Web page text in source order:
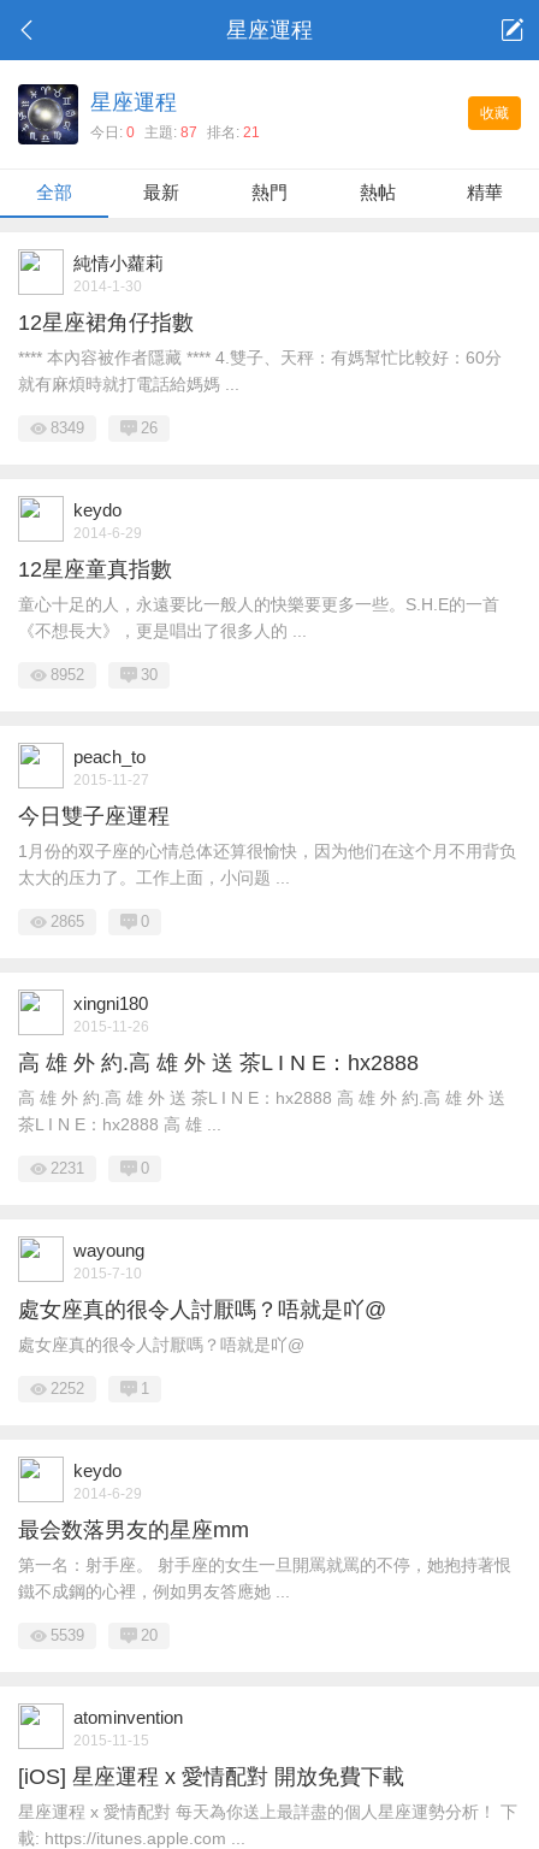
星座運程
收藏
星座運程
今日: 0 主題: 87 排名: 21
全部 最新 熱門 熱帖 精華
純情小蘿莉
2014-1-30
12星座裙角仔指數
**** 本內容被作者隱藏 **** 4.雙子、天秤：有媽幫忙比較好：60分
就有麻煩時就打電話給媽媽 ...
8349 26
keydo
2014-6-29
12星座童真指數
童心十足的人，永遠要比一般人的快樂要更多一些。S.H.E的一首
《不想長大》，更是唱出了很多人的 ...
8952 30
peach_to
2015-11-27
今日雙子座運程
1月份的双子座的心情总体还算很愉快，因为他们在这个月不用背负
太大的压力了。工作上面，小问题 ...
2865 0
xingni180
2015-11-26
高 雄 外 約.高 雄 外 送 茶L I N E：hx2888
高 雄 外 約.高 雄 外 送 茶L I N E：hx2888 高 雄 外 約.高 雄 外 送
茶L I N E：hx2888 高 雄 ...
2231 0
wayoung
2015-7-10
處女座真的很令人討厭嗎？唔就是吖@
處女座真的很令人討厭嗎？唔就是吖@
2252 1
keydo
2014-6-29
最会数落男友的星座mm
第一名：射手座。 射手座的女生一旦開罵就罵的不停，她抱持著恨
鐵不成鋼的心裡，例如男友答應她 ...
5539 20
atominvention
2015-11-15
[iOS] 星座運程 x 愛情配對 開放免費下載
星座運程 x 愛情配對 每天為你送上最詳盡的個人星座運勢分析！ 下
載: https://itunes.apple.com ...